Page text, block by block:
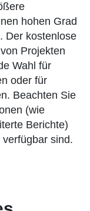
hohen Grad
Der kostenlose
Projekten
Wahl für
oder für
Beachten Sie
(wie
Berichte)
sind.